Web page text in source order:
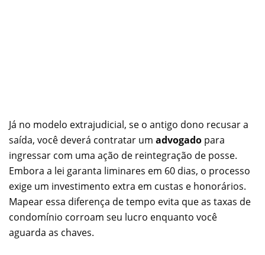
Já no modelo extrajudicial, se o antigo dono recusar a
saída, você deverá contratar um advogado para
ingressar com uma ação de reintegração de posse.
Embora a lei garanta liminares em 60 dias, o processo
exige um investimento extra em custas e honorários.
Mapear essa diferença de tempo evita que as taxas de
condomínio corroam seu lucro enquanto você
aguarda as chaves.